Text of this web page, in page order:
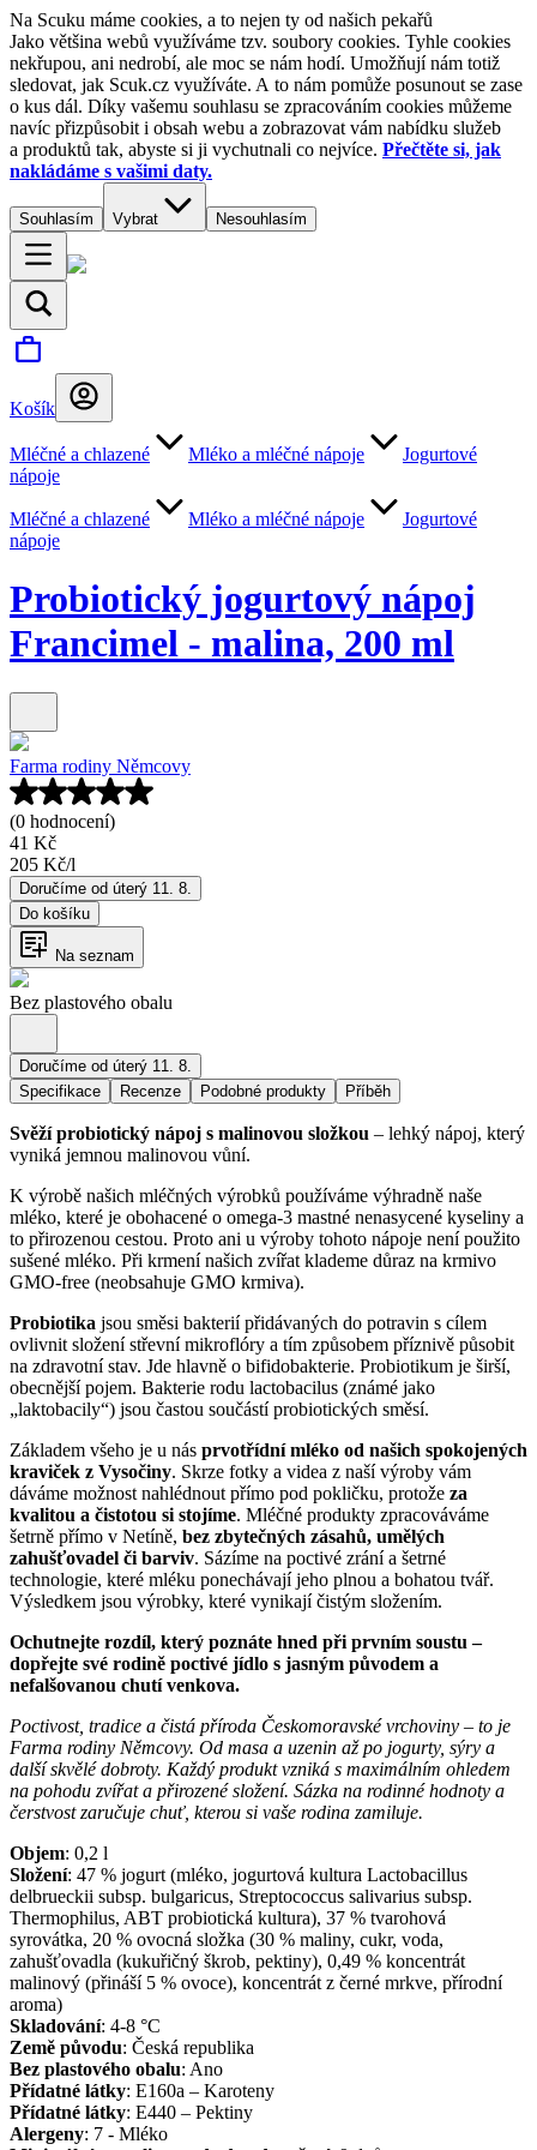
Na Scuku máme cookies, a to nejen ty od našich pekařů
Jako většina webů využíváme tzv. soubory cookies. Tyhle cookies
nekřupou, ani nedrobí, ale moc se nám hodí. Umožňují nám totiž
sledovat, jak Scuk.cz využíváte. A to nám pomůže posunout se zase
o kus dál. Díky vašemu souhlasu se zpracováním cookies můžeme
navíc přizpůsobit i obsah webu a zobrazovat vám nabídku služeb
a produktů tak, abyste si ji vychutnali co nejvíce. Přečtěte si, jak
nakládáme s vašimi daty.
Souhlasím Vybrat Nesouhlasím
Košík
Mléčné a chlazené Mléko a mléčné nápoje
Jogurtové
nápoje
Mléčné a chlazené Mléko a mléčné nápoje
Jogurtové
nápoje
Probiotický jogurtový nápoj
Francimel - malina, 200 ml
Farma rodiny Němcovy
(0 hodnocení)
41 Kč
205 Kč/l
Doručíme od úterý 11. 8.
Do košíku
Na seznam
Bez plastového obalu
Doručíme od úterý 11. 8.
Specifikace
Recenze Podobné produkty Příběh
Svěží probiotický nápoj s malinovou složkou – lehký nápoj, který
vyniká jemnou malinovou vůní.
K výrobě našich mléčných výrobků používáme výhradně naše
mléko, které je obohacené o omega-3 mastné nenasycené kyseliny a
to přirozenou cestou. Proto ani u výroby tohoto nápoje není použito
sušené mléko. Při krmení našich zvířat klademe důraz na krmivo
GMO-free (neobsahuje GMO krmiva).
Probiotika jsou směsi bakterií přidávaných do potravin s cílem
ovlivnit složení střevní mikroflóry a tím způsobem příznivě působit
na zdravotní stav. Jde hlavně o bifidobakterie. Probiotikum je širší,
obecnější pojem. Bakterie rodu lactobacilus (známé jako
„laktobacily“) jsou častou součástí probiotických směsí.
Základem všeho je u nás prvotřídní mléko od našich spokojených
kraviček z Vysočiny. Skrze fotky a videa z naší výroby vám
dáváme možnost nahlédnout přímo pod pokličku, protože za
kvalitou a čistotou si stojíme. Mléčné produkty zpracováváme
šetrně přímo v Netíně, bez zbytečných zásahů, umělých
zahušťovadel či barviv. Sázíme na poctivé zrání a šetrné
technologie, které mléku ponechávají jeho plnou a bohatou tvář.
Výsledkem jsou výrobky, které vynikají čistým složením.
Ochutnejte rozdíl, který poznáte hned při prvním soustu –
dopřejte své rodině poctivé jídlo s jasným původem a
nefalšovanou chutí venkova.
Poctivost, tradice a čistá příroda Českomoravské vrchoviny – to je
Farma rodiny Němcovy. Od masa a uzenin až po jogurty, sýry a
další skvělé dobroty. Každý produkt vzniká s maximálním ohledem
na pohodu zvířat a přirozené složení. Sázka na rodinné hodnoty a
čerstvost zaručuje chuť, kterou si vaše rodina zamiluje.
Objem: 0,2 l
Složení: 47 % jogurt (mléko, jogurtová kultura Lactobacillus
delbrueckii subsp. bulgaricus, Streptococcus salivarius subsp.
Thermophilus, ABT probiotická kultura), 37 % tvarohová
syrovátka, 20 % ovocná složka (30 % maliny, cukr, voda,
zahušťovadla (kukuřičný škrob, pektiny), 0,49 % koncentrát
malinový (přináší 5 % ovoce), koncentrát z černé mrkve, přírodní
aroma)
Skladování: 4-8 °C
Země původu: Česká republika
Bez plastového obalu: Ano
Přídatné látky: E160a – Karoteny
Přídatné látky: E440 – Pektiny
Alergeny: 7 - Mléko